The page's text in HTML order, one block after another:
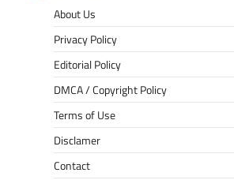
About Us
Privacy Policy
Editorial Policy
DMCA / Copyright Policy
Terms of Use
Disclamer
Contact